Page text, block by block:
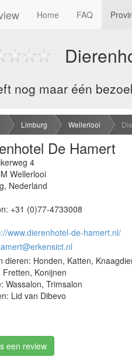
Home FAQ
nog maar één
Limburg Wellerlooi
De Hamert
4
Wellerlooi
, Nederland
+31 (0)77-4733008
www.dierenhotel-de-hamert.nl/
dieren: Honden, Katten,
Fretten, Konijnen
Wassalon, Trimsalon
Lid van Dibevo
een review